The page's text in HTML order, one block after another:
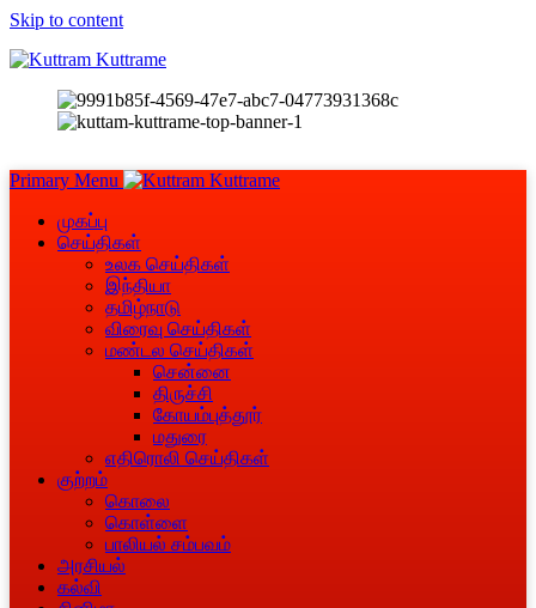
Skip to content
Primary Menu
முகப்பு
செய்திகள்
உலக செய்திகள்
இந்தியா
தமிழ்நாடு
விரைவு செய்திகள்
மண்டல செய்திகள்
சென்னை
திருச்சி
கோயம்புத்தூர்
மதுரை
எதிரொலி செய்திகள்
குற்றம்
கொலை
கொள்ளை
பாலியல் சம்பவம்
அரசியல்
கல்வி